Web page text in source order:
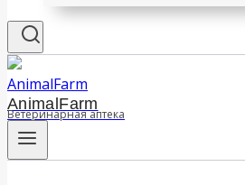
AnimalFarm
Ветеринарная аптека